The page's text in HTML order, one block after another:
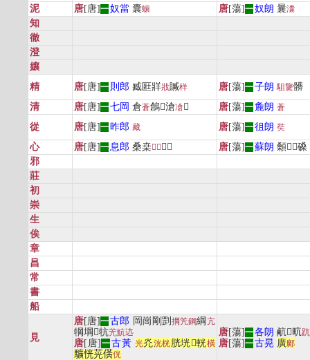
泥 唐[唐]一奴當囊蠰 唐[蕩]一奴朗 曩灢
知
徹
澄
孃
精
唐[唐]一 則郎 臧匨牂戕贓样 唐[蕩]一子朗 駔驡髒
清
唐[唐]一七岡 倉蒼鶬𩀞滄凔𠥐 唐[蕩]一麁朗 蒼
從 唐[唐]一 昨郎 藏 唐[蕩]一徂朗 奘
心 唐[唐]一息郎 桑桒𠸶喪 𦅇𩦌 唐[蕩]一蘇朗 顙𣞙𣡆磉
邪
莊
初
崇
生
俟
章
昌
常
書
船
見
唐[唐]一古郎 岡崗剛㓻 掆笐鋼綱 亢
犅堈𤭛牨苀魧迒
唐[唐] 一古黃 光灮洸桄胱垙 𨎩輄橫
𩧉恍茪僙侊
唐[蕩]一各朗 䴚𨟼㽘䟘
唐[蕩]一古晃 廣鄺